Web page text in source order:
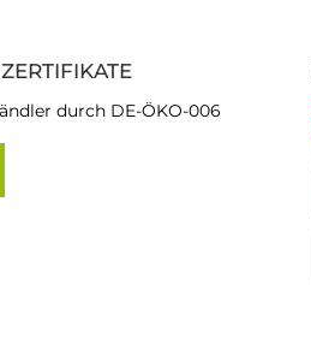
durch DE-ÖKO-006